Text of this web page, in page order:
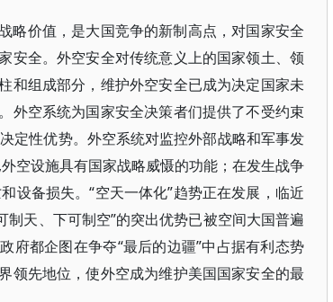
略价值，是大国竞争的新制高点，对国家安全
安全。外空安全对传统意义上的国家领土、领
和组成部分，维护外空安全已成为决定国家未
外空系统为国家安全决策者们提供了不受约束
定性优势。外空系统对监控外部战略和军事发
空设施具有国家战略威慑的功能；在发生战争
设备损失。“空天一体化”趋势正在发展，临近
制天、下可制空”的突出优势已被空间大国普遍
府都企图在争夺“最后的边疆”中占据有利态势
领先地位，使外空成为维护美国国家安全的最